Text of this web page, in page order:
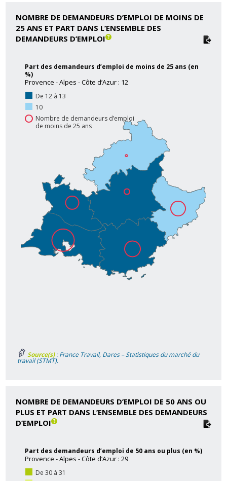
NOMBRE DE DEMANDEURS D’EMPLOI DE MOINS DE
25 ANS ET PART DANS L’ENSEMBLE DES
DEMANDEURS D’EMPLOI
De 12 à 13
10
Nombre de demandeurs d’emploi
de moins de 25 ans
Part des demandeurs d’emploi de moins de 25 ans (en
%)
Provence - Alpes - Côte d’Azur : 12
Source(s): France Travail, Dares – Statistiques du marché du
travail (STMT).
NOMBRE DE DEMANDEURS D’EMPLOI DE 50 ANS OU
PLUS ET PART DANS L’ENSEMBLE DES DEMANDEURS
D’EMPLOI
De 30 à 31
Part des demandeurs d’emploi de 50 ans ou plus (en %)
Provence - Alpes - Côte d’Azur : 29